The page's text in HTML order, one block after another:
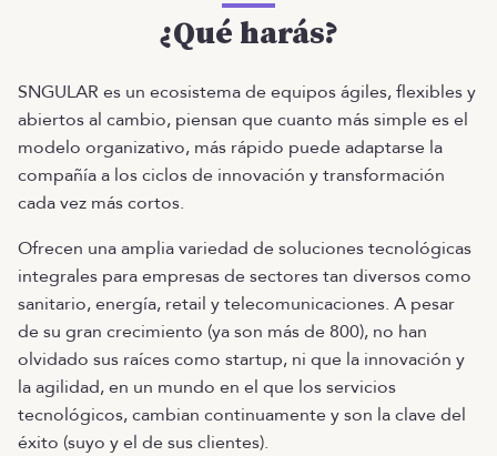
¿Qué harás?
SNGULAR es un ecosistema de equipos ágiles, flexibles y
abiertos al cambio, piensan que cuanto más simple es el
modelo organizativo, más rápido puede adaptarse la
compañía a los ciclos de innovación y transformación
cada vez más cortos.
Ofrecen una amplia variedad de soluciones tecnológicas
integrales para empresas de sectores tan diversos como
sanitario, energía, retail y telecomunicaciones. A pesar
de su gran crecimiento (ya son más de 800), no han
olvidado sus raíces como startup, ni que la innovación y
la agilidad, en un mundo en el que los servicios
tecnológicos, cambian continuamente y son la clave del
éxito (suyo y el de sus clientes).